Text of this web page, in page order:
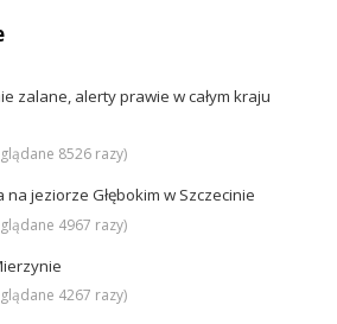
zalane, alerty prawie w całym kraju
8526 razy)
jeziorze Głębokim w Szczecinie
4967 razy)
4267 razy)